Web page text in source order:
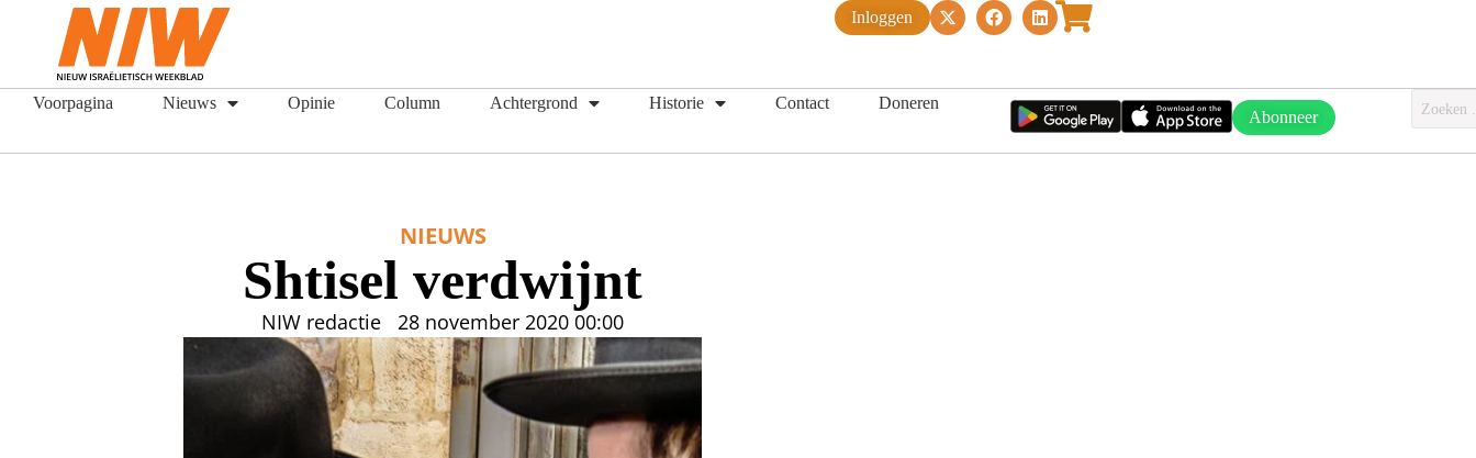
Inloggen
Voorpagina Nieuws Opinie Column Achtergrond Historie Contact Doneren
Abonneer
NIEUWS
Shtisel verdwijnt
NIW redactie 28 november 2020 00:00